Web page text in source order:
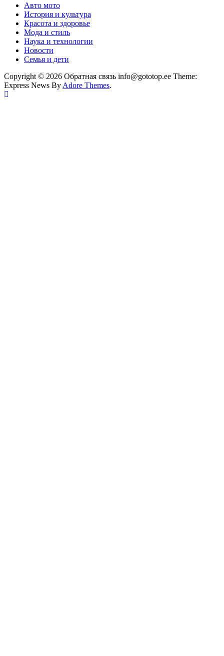
Авто мото
История и культура
Красота и здоровье
Мода и стиль
Наука и технологии
Новости
Семья и дети
Copyright © 2026 Обратная связь info@gototop.ee Theme:
Express News By Adore Themes.